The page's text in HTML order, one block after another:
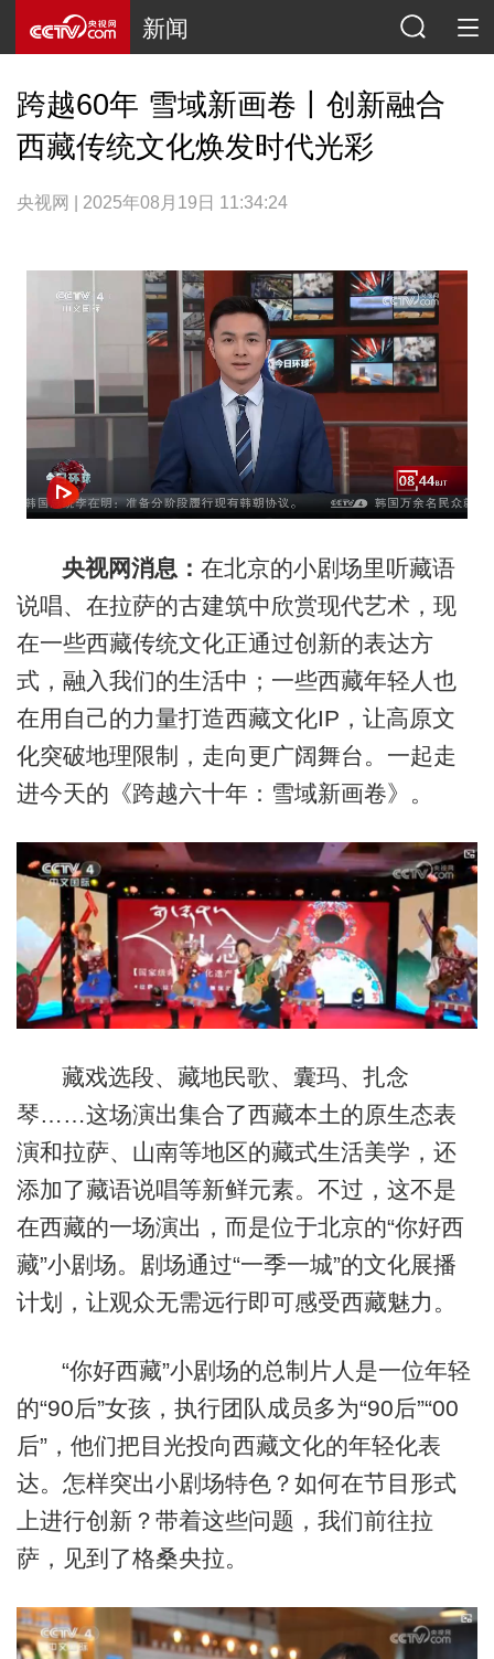
新闻
跨越60年 雪域新画卷丨创新融合
西藏传统文化焕发时代光彩
央视网 | 2025年08月19日 11:34:24
央视网消息： 在北京的小剧场里听藏语
说唱、在拉萨的古建筑中欣赏现代艺术，现
在一些西藏传统文化正通过创新的表达方
式，融入我们的生活中；一些西藏年轻人也
在用自己的力量打造西藏文化IP，让高原文
化突破地理限制，走向更广阔舞台。一起走
进今天的《跨越六十年：雪域新画卷》。
藏戏选段、藏地民歌、囊玛、扎念
琴……这场演出集合了西藏本土的原生态表
演和拉萨、山南等地区的藏式生活美学，还
添加了藏语说唱等新鲜元素。不过，这不是
在西藏的一场演出，而是位于北京的“你好西
藏”小剧场。剧场通过“一季一城”的文化展播
计划，让观众无需远行即可感受西藏魅力。
“你好西藏”小剧场的总制片人是一位年轻
的“90后”女孩，执行团队成员多为“90后”“00
后”，他们把目光投向西藏文化的年轻化表
达。怎样突出小剧场特色？如何在节目形式
上进行创新？带着这些问题，我们前往拉
萨，见到了格桑央拉。